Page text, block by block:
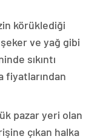
körüklediği
ve yağ gibi
sıkıntı
fiyatlarından
pazar yeri olan
çıkan halka